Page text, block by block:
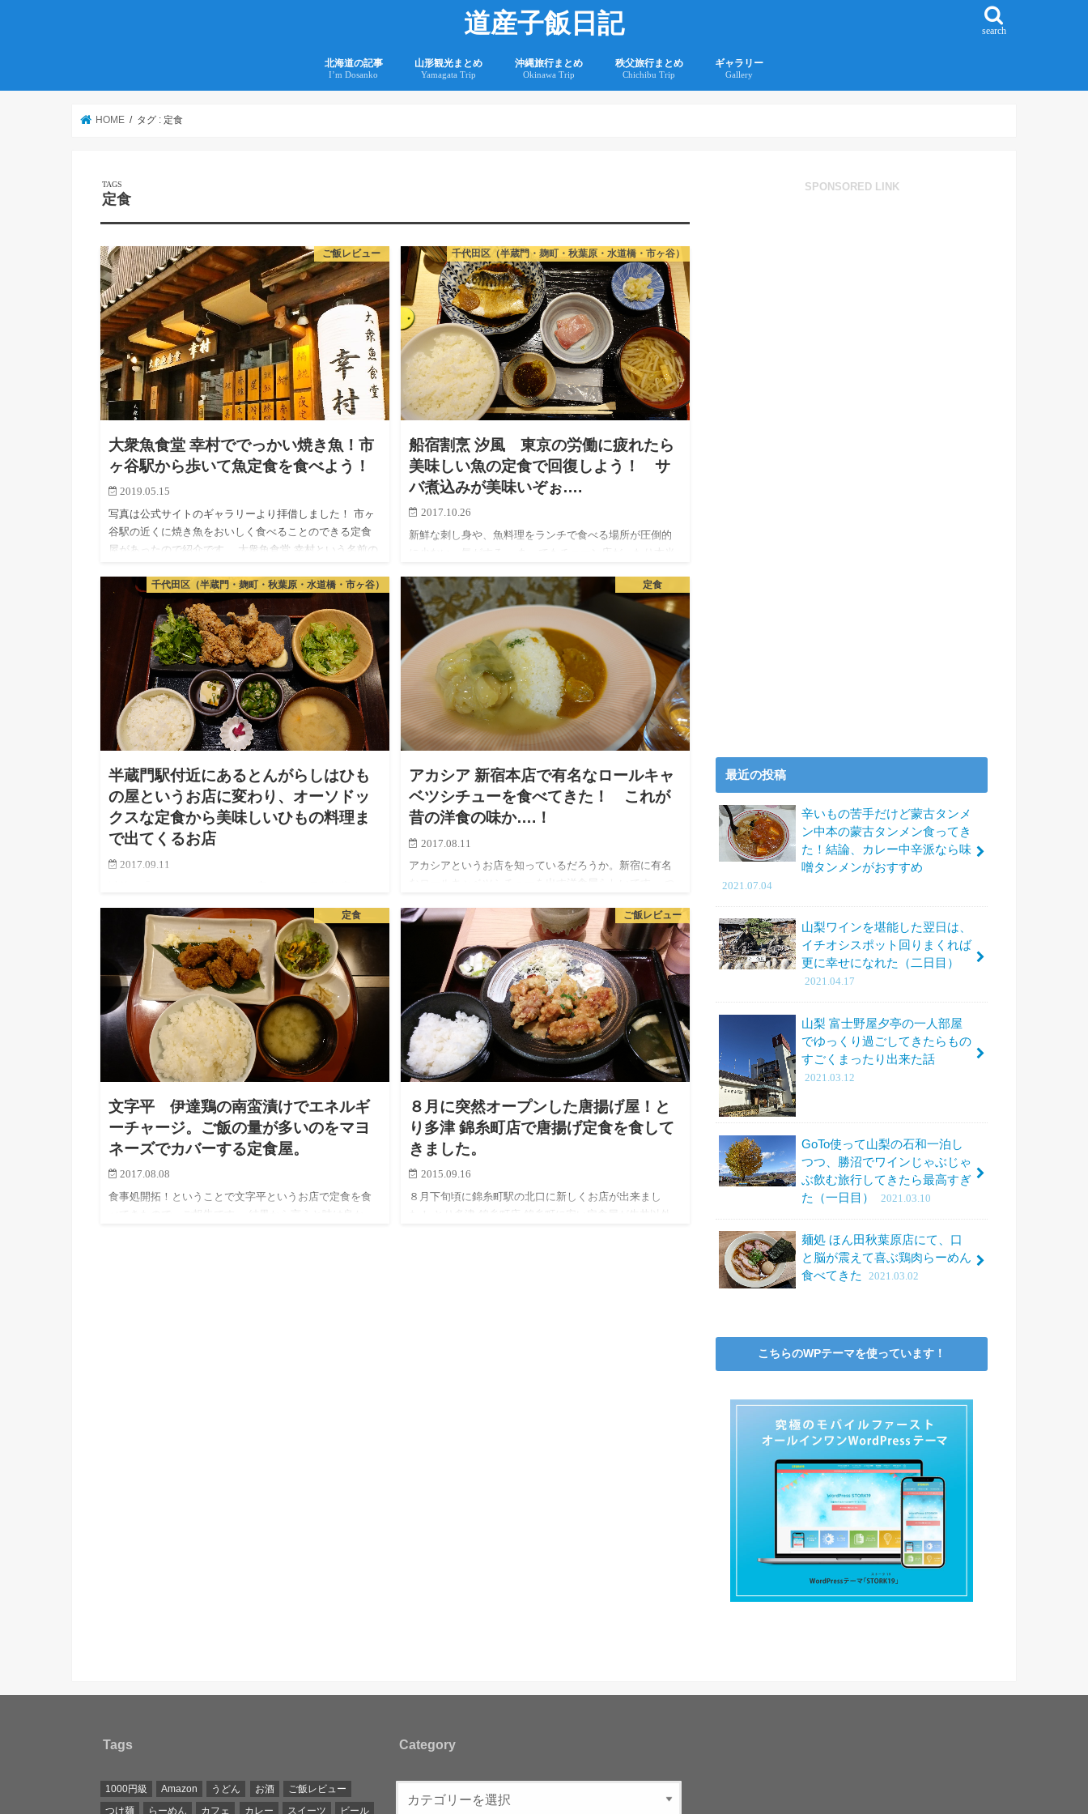
道産子飯日記 search
北海道の記事
I’m Dosanko
山形観光まとめ
Yamagata Trip
沖縄旅行まとめ
Okinawa Trip
秩父旅行まとめ
Chichibu Trip
ギャラリー
Gallery
HOME タグ : 定食
定食
ご飯レビュー
大衆魚食堂 幸村ででっかい焼き魚！市
ヶ谷駅から歩いて魚定食を食べよう！
2019.05.15
写真は公式サイトのギャラリーより拝借しました！ 市ヶ
谷駅の近くに焼き魚をおいしく食べることのできる定食
屋があったので紹介です。 大衆魚食堂 幸村という名前の
お店があった…
千代田区（半蔵門・麹町・秋葉原・水道橋・市ヶ谷）
船宿割烹 汐風 東京の労働に疲れたら
美味しい魚の定食で回復しよう！ サ
バ煮込みが美味いぞぉ….
2017.10.26
新鮮な刺し身や、魚料理をランチで食べる場所が圧倒的
に少ない。気がする。 あってもチェーン店だったり本当
の方でちょっとお高いですが、いい感じの魚の定食屋を
発見したので紹介…
千代田区（半蔵門・麹町・秋葉原・水道橋・市ヶ谷）
半蔵門駅付近にあるとんがらしはひも
の屋というお店に変わり、オーソドッ
クスな定食から美味しいひもの料理ま
で出てくるお店
2017.09.11
がが閉じてしまいました。 下記は以前の記事です。 「と
んがらし」仕事の昼休みに贅沢なお昼ごはんが食べたく
なったらここにG…
定食
アカシア 新宿本店で有名なロールキャ
ベツシチューを食べてきた！ これが
昔の洋食の味か….！
2017.08.11
アカシアというお店を知っているだろうか。新宿に有名
うがないので来てしまいました。
定食
文字平 伊達鶏の南蛮漬けでエネルギ
ーチャージ。ご飯の量が多いのをマヨ
ネーズでカバーする定食屋。
2017.08.08
食事処開拓！ということで文字平というお店で定食を食
べてきたので、ご報告です。 結果から言うと味は良かっ
ご飯レビュー
８月に突然オープンした唐揚げ屋！と
り多津 錦糸町店で唐揚げ定食を食して
きました。
2015.09.16
８月下旬頃に錦糸町駅の北口に新しくお店が出来まし
た！ とり多津 錦糸町店 錦糸町に安い定食屋が牛丼以外
SPONSORED LINK
最近の投稿
辛いもの苦手だけど蒙古タンメ
ン中本の蒙古タンメン食ってき
た！結論、カレー中辛派なら味
噌タンメンがおすすめ
2021.07.04
山梨ワインを堪能した翌日は、
イチオシスポット回りまくれば
更に幸せになれた（二日目）
2021.04.17
山梨 富士野屋夕亭の一人部屋
でゆっくり過ごしてきたらもの
すごくまったり出来た話
2021.03.12
GoTo使って山梨の石和一泊し
つつ、勝沼でワインじゃぶじゃ
ぶ飲む旅行してきたら最高すぎ
た（一日目）
2021.03.10
麺処 ほん田秋葉原店にて、口
と脳が震えて喜ぶ鶏肉らーめん
食べてきた
2021.03.02
こちらのWPテーマを使っています！
Tags
1000円級 Amazon うどん お酒
ご飯レビュー
つけ麺
らーめん カフェ カレー スイーツ ビール
Category